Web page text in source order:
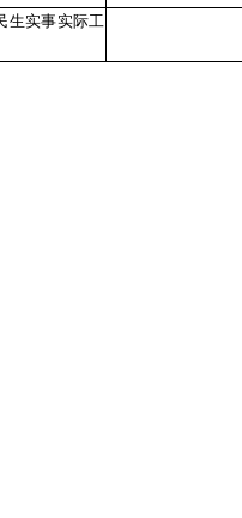
生实事实际工